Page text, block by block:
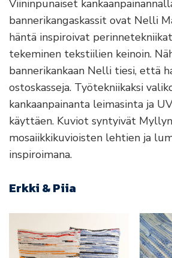
Viininpunaiset
bannerikangaskassit ovat Nelli
häntä inspiroivat
tekeminen tekstiilien keinoin.
bannerikankaan Nelli tiesi, että
ostoskasseja. Työtekniikaksi
kankaanpainanta leimasinta ja
käyttäen. Kuviot syntyivät Myllyn
mosaiikkikuvioisten lehtien ja
inspiroimana.
Erkki & Piia